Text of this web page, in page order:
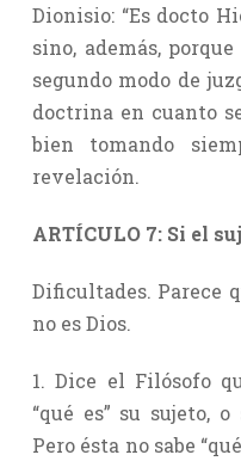
Dionisio: “Es docto
sino, además,
segundo modo de
doctrina en cuanto
bien tomando
revelación.
ARTÍCULO 7: Si el
Dificultades. Parece
no es Dios.
1. Dice el Filósofo
“qué es” su sujeto,
Pero ésta no sabe